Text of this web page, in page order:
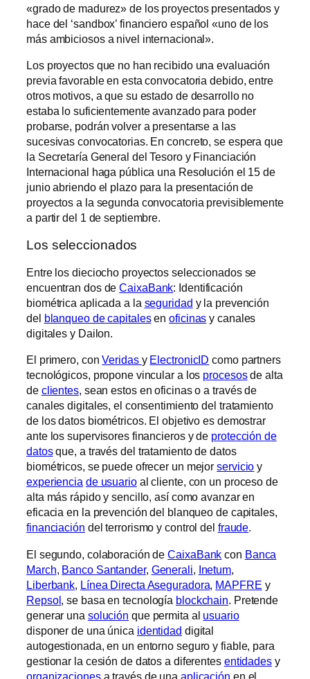
«grado de madurez» de los proyectos presentados y
hace del ‘sandbox’ financiero español «uno de los
más ambiciosos a nivel internacional».
Los proyectos que no han recibido una evaluación
previa favorable en esta convocatoria debido, entre
otros motivos, a que su estado de desarrollo no
estaba lo suficientemente avanzado para poder
probarse, podrán volver a presentarse a las
sucesivas convocatorias. En concreto, se espera que
la Secretaría General del Tesoro y Financiación
Internacional haga pública una Resolución el 15 de
junio abriendo el plazo para la presentación de
proyectos a la segunda convocatoria previsiblemente
a partir del 1 de septiembre.
Los seleccionados
Entre los dieciocho proyectos seleccionados se
encuentran dos deCaixaBank: Identificación
biométrica aplicada a la seguridad y la prevención
del blanqueo de capitalesenoficinas y canales
digitales y Dailon.
El primero, conVeridas y ElectronicID como partners
tecnológicos, propone vincular a los procesosde alta
de clientes, sean estos en oficinas o a través de
canales digitales, el consentimiento del tratamiento
de los datos biométricos. El objetivo es demostrar
ante los supervisores financieros y de protección de
datosque, a través del tratamiento de datos
biométricos, se puede ofrecer un mejorservicio y
experiencia de usuarioal cliente, con un proceso de
alta más rápido y sencillo, así como avanzar en
eficacia en la prevención del blanqueo de capitales,
financiación del terrorismo y control del fraude.
El segundo, colaboración deCaixaBank con Banca
March, Banco Santander, Generali, Inetum,
Liberbank, Línea Directa Aseguradora, MAPFRE y
Repsol, se basa en tecnología blockchain. Pretende
generar una solución que permita al usuario
disponer de una única identidad digital
autogestionada, en un entorno seguro y fiable, para
gestionar la cesión de datos a diferentes entidadesy
organizacionesa través de una aplicación en el